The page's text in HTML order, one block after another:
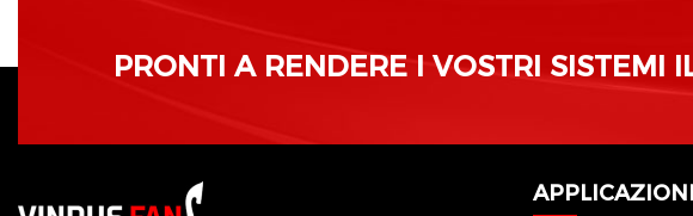
PRONTI A RENDERE I VOSTRI SISTEMI